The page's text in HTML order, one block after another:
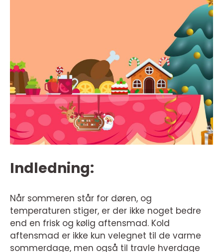
Indledning:
Når sommeren står for døren, og
temperaturen stiger, er der ikke noget bedre
end en frisk og kølig aftensmad. Kold
aftensmad er ikke kun velegnet til de varme
sommerdage, men også til travle hverdage